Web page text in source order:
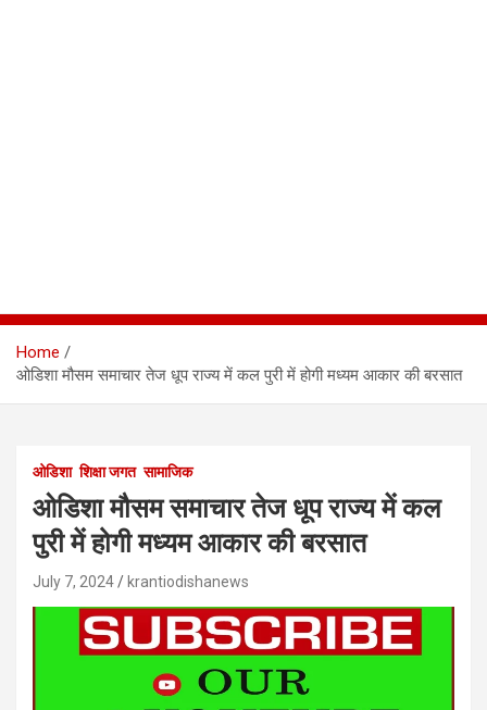
Home
ओडिशा मौसम समाचार तेज धूप राज्य में कल पुरी में होगी मध्यम आकार की बरसात
ओडिशा शिक्षा जगत सामाजिक
ओडिशा मौसम समाचार तेज धूप राज्य में कल
पुरी में होगी मध्यम आकार की बरसात
July 7, 2024 krantiodishanews